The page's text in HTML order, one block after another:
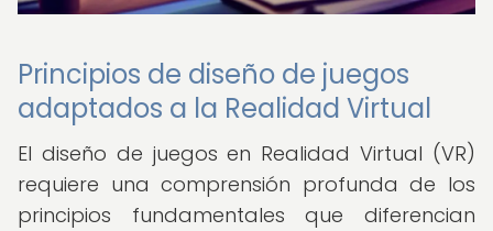
Principios de diseño de juegos
adaptados a la Realidad Virtual
El diseño de juegos en Realidad Virtual (VR)
requiere una comprensión profunda de los
principios fundamentales que diferencian